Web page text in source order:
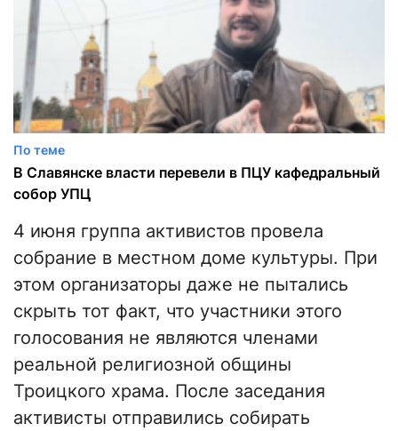
По теме
В Славянске власти перевели в ПЦУ кафедральный
собор УПЦ
4 июня группа активистов провела
собрание в местном доме культуры. При
этом организаторы даже не пытались
скрыть тот факт, что участники этого
голосования не являются членами
реальной религиозной общины
Троицкого храма. После заседания
активисты отправились собирать